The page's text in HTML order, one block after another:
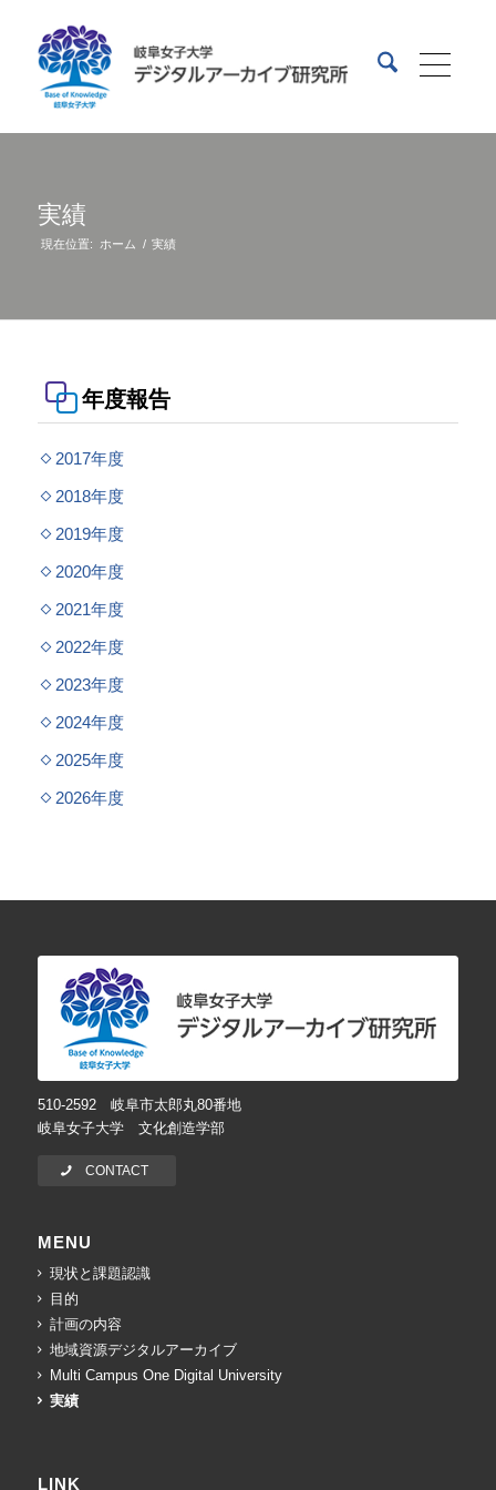
実績
現在位置: ホーム / 実績
年度報告
2017年度
2018年度
2019年度
2020年度
2021年度
2022年度
2023年度
2024年度
2025年度
2026年度
510-2592 岐阜市太郎丸80番地
岐阜女子大学 文化創造学部
CONTACT
MENU
現状と課題認識
目的
計画の内容
地域資源デジタルアーカイブ
Multi Campus One Digital University
実績
LINK